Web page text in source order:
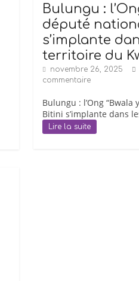
Bulungu :
député
s’implante
territoire du
novembre 26, 2025
commentaire
Bulungu : l’Ong
Bitini s’implante dans
Lire la suite